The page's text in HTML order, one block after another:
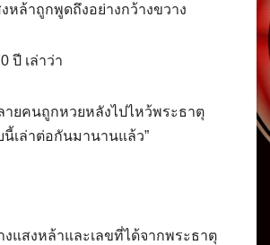
หล้าถูกพูดถึงอย่างกว้างขวาง
ปี เล่าว่า
ยคนถูกหวยหลังไปไหว้พระธาตุ
นี้เล่าต่อกันมานานแล้ว”
งแสงหล้าและเลขที่ได้จากพระธาตุ